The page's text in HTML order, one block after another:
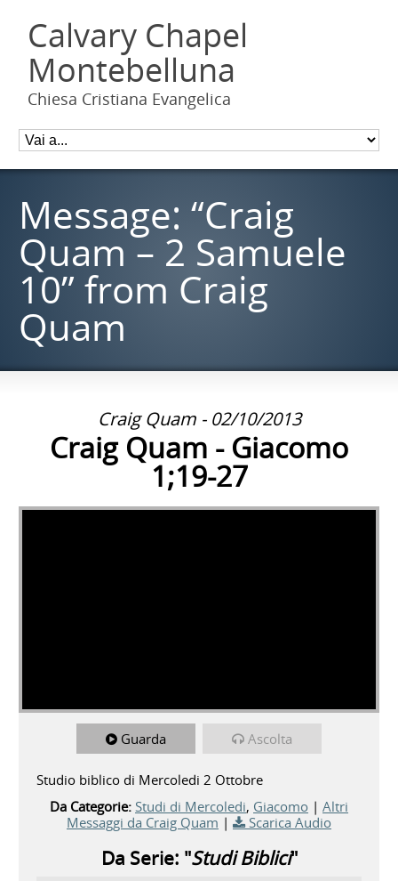
Calvary Chapel
Montebelluna
Chiesa Cristiana Evangelica
Message: “Craig
Quam – 2 Samuele
10” from Craig
Quam
Craig Quam - 02/10/2013
Craig Quam - Giacomo
1;19-27
Guarda Ascolta
Studio biblico di Mercoledi 2 Ottobre
Da Categorie: Studi di Mercoledi, Giacomo | Altri
Messaggi da Craig Quam | Scarica Audio
Da Serie: "Studi Biblici"